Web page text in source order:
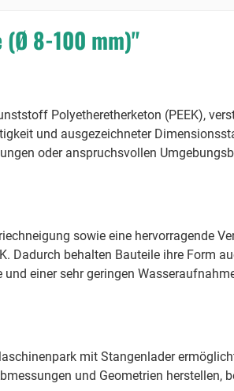
(Ø 8-100 mm)"
Polyetheretherketon (PEEK),
und ausgezeichneter
oder anspruchsvollen
sowie eine hervorragende
behalten Bauteile ihre Form
einer sehr geringen
mit Stangenlader
und Geometrien herstellen,